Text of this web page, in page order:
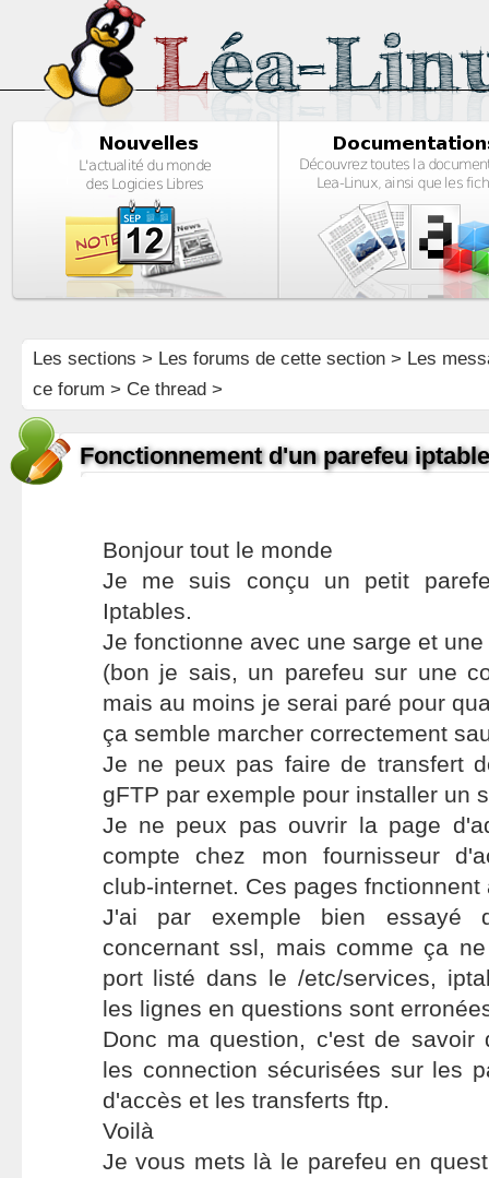
Les sections > Les forums de cette section> Les
ce forum > Ce thread >
Fonctionnement d'un parefeu
Bonjour tout le monde
Je me suis conçu un petit
Iptables.
Je fonctionne avec une sarge et
(bon je sais, un parefeu sur une
mais au moins je serai paré pour
ça semble marcher correctement
Je ne peux pas faire de transfert
gFTP par exemple pour installer un
Je ne peux pas ouvrir la page
compte chez mon fournisseur
club-internet. Ces pages fnctionnent
J'ai par exemple bien essayé
concernant ssl, mais comme ça
port listé dans le /etc/services,
les lignes en questions sont
Donc ma question, c'est de savoir
les connection sécurisées sur les
d'accès et les transferts ftp.
Voilà
Je vous mets là le parefeu en